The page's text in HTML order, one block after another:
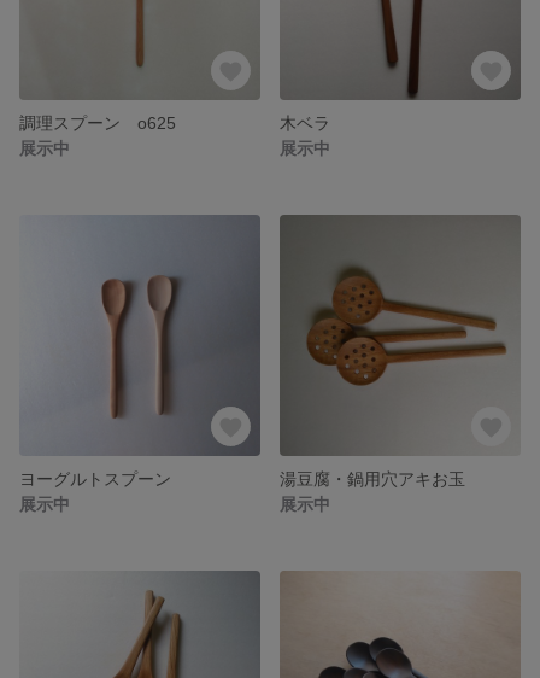
調理スプーン o625
展示中
木ベラ
展示中
ヨーグルトスプーン
展示中
湯豆腐・鍋用穴アキお玉
展示中